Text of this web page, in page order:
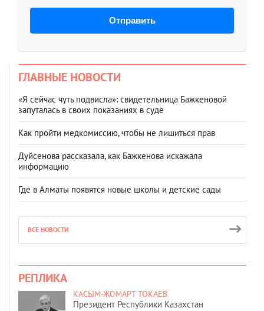
Отправить
ГЛАВНЫЕ НОВОСТИ
«Я сейчас чуть подвисла»: свидетельница Бажкеновой
запуталась в своих показаниях в суде
Как пройти медкомиссию, чтобы не лишиться прав
Дуйсенова рассказала, как Бажкенова искажала
информацию
Где в Алматы появятся новые школы и детские сады
ВСЕ НОВОСТИ
РЕПЛИКА
КАСЫМ-ЖОМАРТ ТОКАЕВ
Президент Республики Казахстан